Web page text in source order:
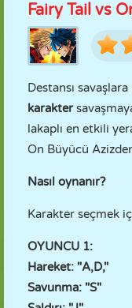
Fairy Tail vs
Destansı
karakter
lakaplı en etkili
On Büyücü
Nasıl oynanır?
Karakter seçmek
OYUNCU 1:
Hareket: "A,D,"
Savunma: "S"